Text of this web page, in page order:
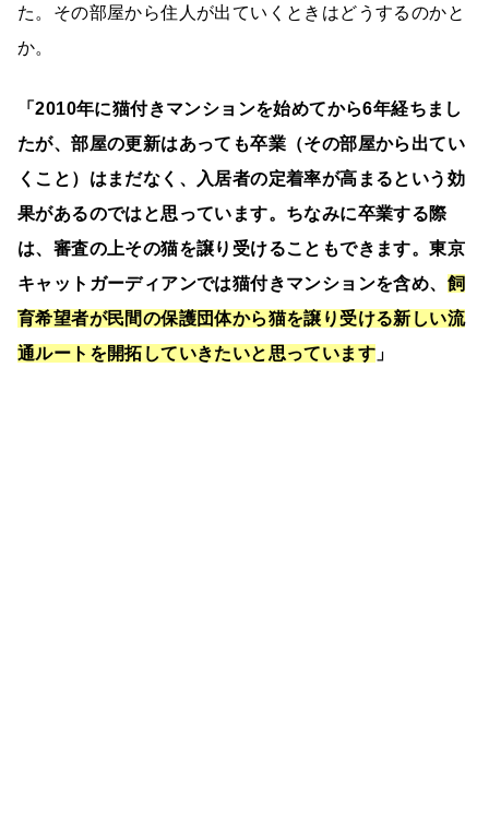
た。その部屋から住人が出ていくときはどうするのかと
か。
「2010年に猫付きマンションを始めてから6年経ちまし
たが、部屋の更新はあっても卒業（その部屋から出てい
くこと）はまだなく、入居者の定着率が高まるという効
果があるのではと思っています。ちなみに卒業する際
は、審査の上その猫を譲り受けることもできます。東京
キャットガーディアンでは猫付きマンションを含め、 飼
育希望者が民間の保護団体から猫を譲り受ける新しい流
通ルートを開拓していきたいと思っています 」